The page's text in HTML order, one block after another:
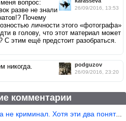
26/09/2016, 13:53
вопрос:
разве не знали
Почему
личности этого «фотографа»
в голову, что этот материал может
С этим ещё предстоит разобраться.
podguzov
26/09/2016, 23:20
никогда.
комментарии
криминал. Хотя эти два понятия начин